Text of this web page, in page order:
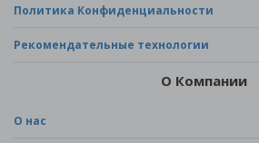
Политика Конфиденциальности
Рекомендательные технологии
О Компании
О нас